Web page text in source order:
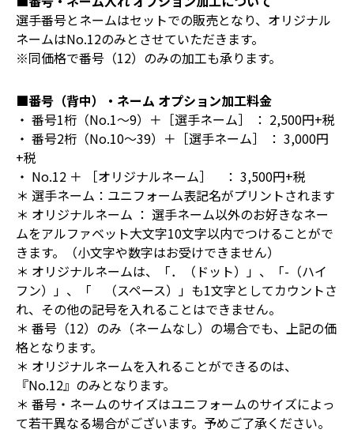
選手番号とネームはセットでの販売となり、オリジナル
ネームはNo.12のみとさせていただきます。
※同価格で番号（12）のみの加工も承ります。
■番号（背中）・ネーム オプション加工料金
・ 番号1桁（No.1～9）＋［選手ネーム］ ： 2,500円+税
・ 番号2桁（No.10～39）＋［選手ネーム］ ： 3,000円
+税
・ No.12 ＋ ［オリジナルネーム］ ： 3,500円+税
＊ 選手ネーム：ユニフォーム表記名がプリントされます
＊ オリジナルネーム ： 選手ネーム以外のお好きなネー
ムをアルファベット大文字10文字以内でつけることがで
きます。（小文字や数字はお受けできません）
＊ オリジナルネームは、「．（ドット）」、「-（ハイ
フン）」、「 （スペース）」も1文字としてカウントさ
れ、その他の記号を入れることはできません。
＊ 番号（12）のみ（ネームなし）の場合でも、上記の価
格となります。
＊ オリジナルネームを入れることができるのは、
『No.12』のみとなります。
＊ 番号・ネームのサイズはユニフォームのサイズによっ
て若干異なる場合がございます。予めご了承ください。